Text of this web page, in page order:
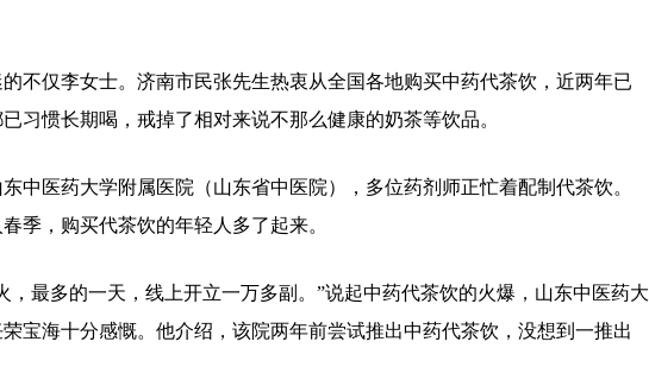
不仅李女士。济南市民张先生热衷从全国各地购买中药代茶饮，近两年已
习惯长期喝，戒掉了相对来说不那么健康的奶茶等饮品。
中医药大学附属医院（山东省中医院），多位药剂师正忙着配制代茶饮。
季，购买代茶饮的年轻人多了起来。
，最多的一天，线上开立一万多副。”说起中药代茶饮的火爆，山东中医药大
宝海十分感慨。他介绍，该院两年前尝试推出中药代茶饮，没想到一推出